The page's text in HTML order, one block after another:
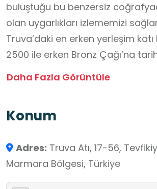
buluştuğu bu benzersiz
olan uygarlıkları izlememizi
Truva’daki en erken yerleşim katı
2500 ile erken Bronz Çağı’na
daha sonra sürekli yerleşim
bulunduğu coğrafi konum
ve kültürel bağlantıları
önemli bir rol üstlenmiştir. Truva
gösterdiği kesintisiz
Daha Fazla Görüntüle
Konum
Adres: Truva Atı, 17-56,
Marmara Bölgesi, Türkiye